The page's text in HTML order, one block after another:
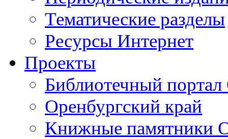
Тематические разделы
Ресурсы Интернет
Проекты
Библиотечный портал
Оренбургский край
Книжные памятники